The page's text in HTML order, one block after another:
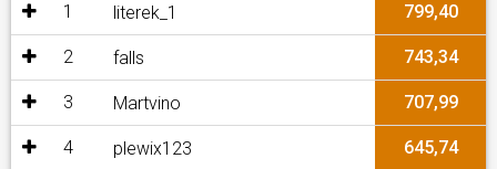
1 literek_1 799,40
2 falls 743,34
3 Martvino 707,99
4 plewix123 645,74